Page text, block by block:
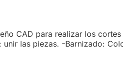
CAD para realizar los cortes
las piezas. -Barnizado: